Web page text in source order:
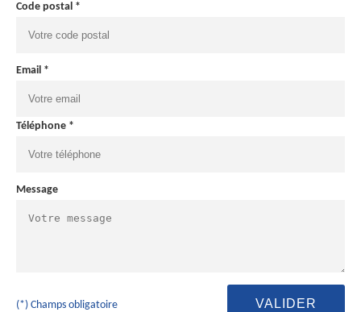
Code postal *
Email *
Téléphone *
Message
(*) Champs obligatoire